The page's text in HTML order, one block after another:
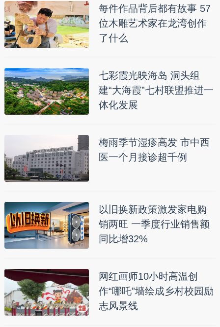
每件作品背后都有故事 57
位木雕艺术家在龙湾创作
了什么
七彩霞光映海岛 洞头组
建“大海霞”七村联盟推进一
体化发展
梅雨季节湿疹高发 市中西
医一个月接诊超千例
以旧换新政策激发家电购
销两旺 一季度行业销售额
同比增32%
网红画师10小时高温创
作“哪吒”墙绘成乡村校园励
志风景线